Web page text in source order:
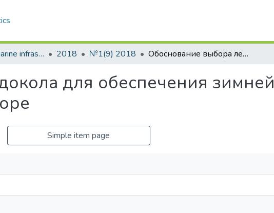
Shipbuilding & marine infrastructure 2018 №1(9) 2018 Обоснование выбора ледокола для обеспечения зимней навигации в Азовском море
для обеспечения зимней
Simple item page